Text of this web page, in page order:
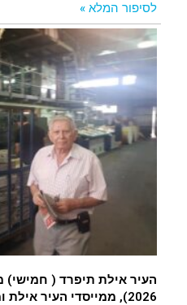
לסיפור המלא »
2026), ממייסדי העיר